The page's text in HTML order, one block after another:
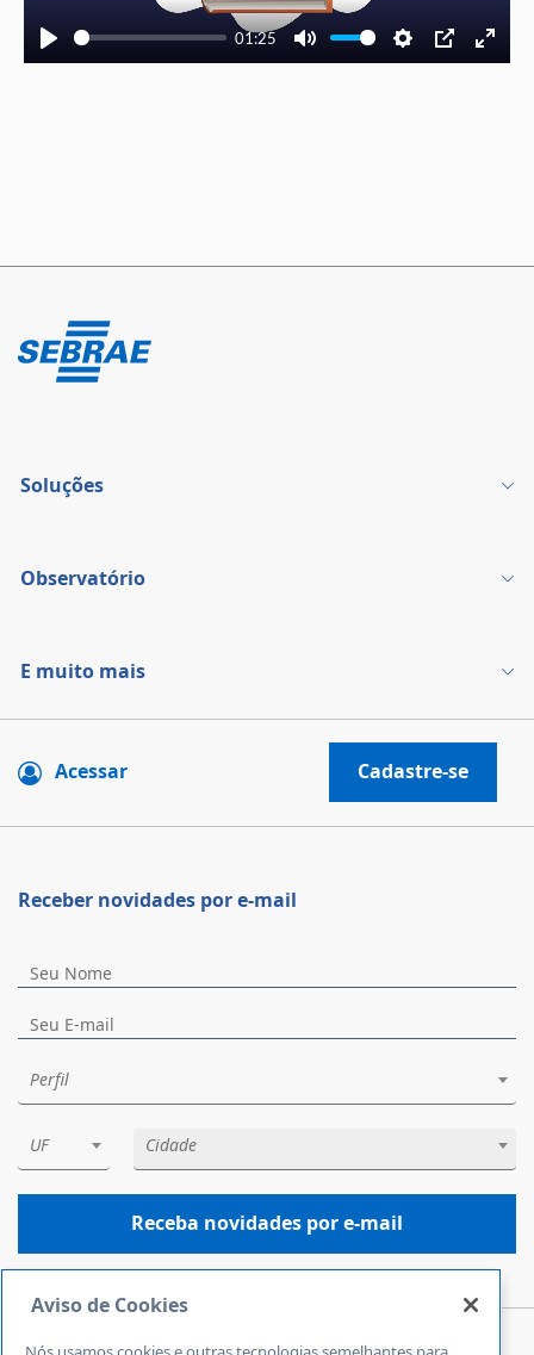
01:25
Soluções
Observatório
E muito mais
Acessar Cadastre-se
Receber novidades por e-mail
Perfil
UF Cidade
Receba novidades por e-mail
Aviso de Cookies